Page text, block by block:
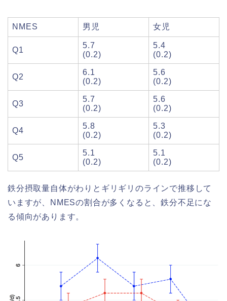
NMES 男児 女児
Q1
5.7
(0.2)
5.4
(0.2)
Q2
6.1
(0.2)
5.6
(0.2)
Q3
5.7
(0.2)
5.6
(0.2)
Q4
5.8
(0.2)
5.3
(0.2)
Q5
5.1
(0.2)
5.1
(0.2)
鉄分摂取量自体がわりとギリギリのラインで推移して
いますが、NMESの割合が多くなると、鉄分不足にな
る傾向があります。